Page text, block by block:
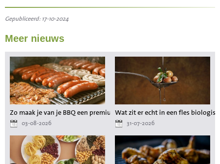
Gepubliceerd: 17-10-2024
Meer nieuws
Zo maak je van je BBQ een premium maaltijd zonder gedoe
03-08-2026
Wat zit er echt in een fles
31-07-2026